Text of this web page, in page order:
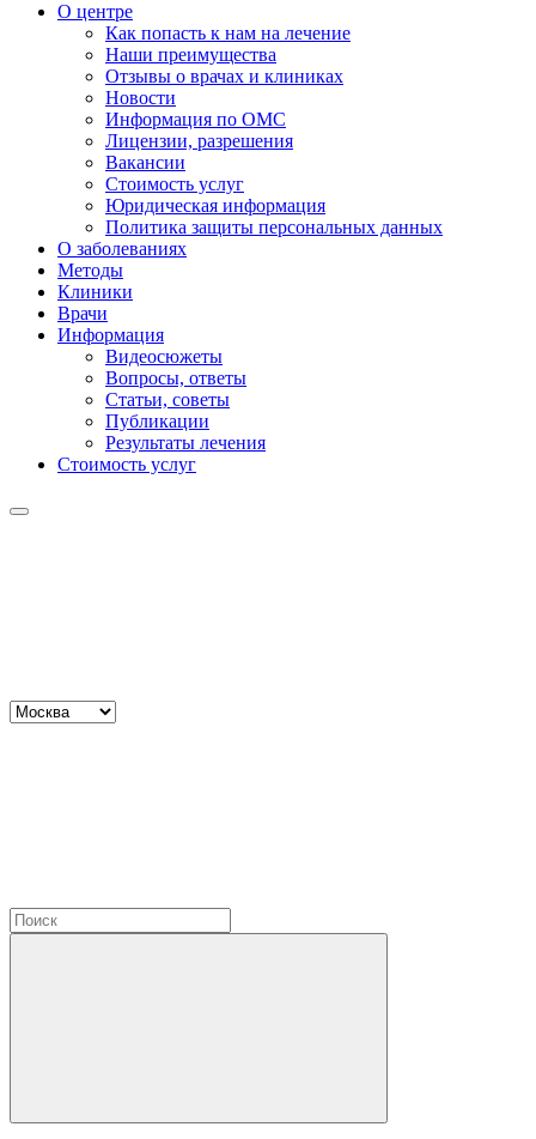
О центре
Как попасть к нам на лечение
Наши преимущества
Отзывы о врачах и клиниках
Новости
Информация по ОМС
Лицензии, разрешения
Вакансии
Стоимость услуг
Юридическая информация
Политика защиты персональных данных
О заболеваниях
Методы
Клиники
Врачи
Информация
Видеосюжеты
Вопросы, ответы
Статьи, советы
Публикации
Результаты лечения
Стоимость услуг